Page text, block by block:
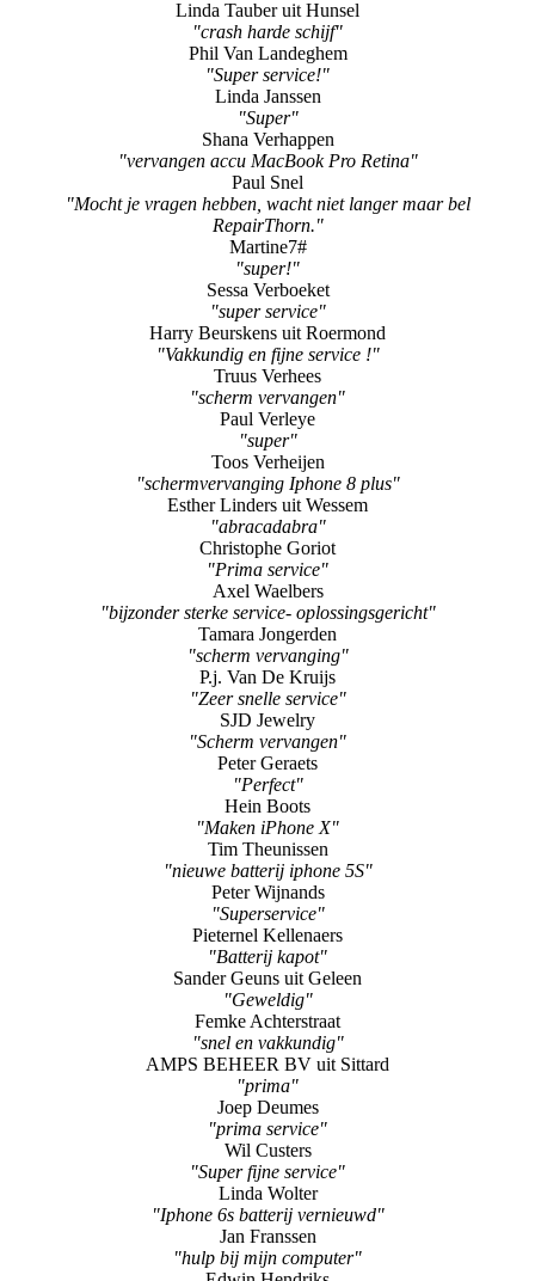
Linda Tauber uit Hunsel
"crash harde schijf"
Phil Van Landeghem
"Super service!"
Linda Janssen
"Super"
Shana Verhappen
"vervangen accu MacBook Pro Retina"
Paul Snel
"Mocht je vragen hebben, wacht niet langer maar bel
RepairThorn."
Martine7#
"super!"
Sessa Verboeket
"super service"
Harry Beurskens uit Roermond
"Vakkundig en fijne service !"
Truus Verhees
"scherm vervangen"
Paul Verleye
"super"
Toos Verheijen
"schermvervanging Iphone 8 plus"
Esther Linders uit Wessem
"abracadabra"
Christophe Goriot
"Prima service"
Axel Waelbers
"bijzonder sterke service- oplossingsgericht"
Tamara Jongerden
"scherm vervanging"
P.j. Van De Kruijs
"Zeer snelle service"
SJD Jewelry
"Scherm vervangen"
Peter Geraets
"Perfect"
Hein Boots
"Maken iPhone X"
Tim Theunissen
"nieuwe batterij iphone 5S"
Peter Wijnands
"Superservice"
Pieternel Kellenaers
"Batterij kapot"
Sander Geuns uit Geleen
"Geweldig"
Femke Achterstraat
"snel en vakkundig"
AMPS BEHEER BV uit Sittard
"prima"
Joep Deumes
"prima service"
Wil Custers
"Super fijne service"
Linda Wolter
"Iphone 6s batterij vernieuwd"
Jan Franssen
"hulp bij mijn computer"